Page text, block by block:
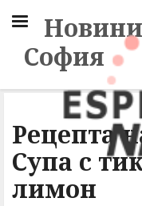
София
Рецепта
Супа с
лимон